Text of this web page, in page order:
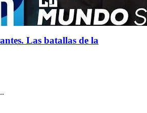
Las batallas de la